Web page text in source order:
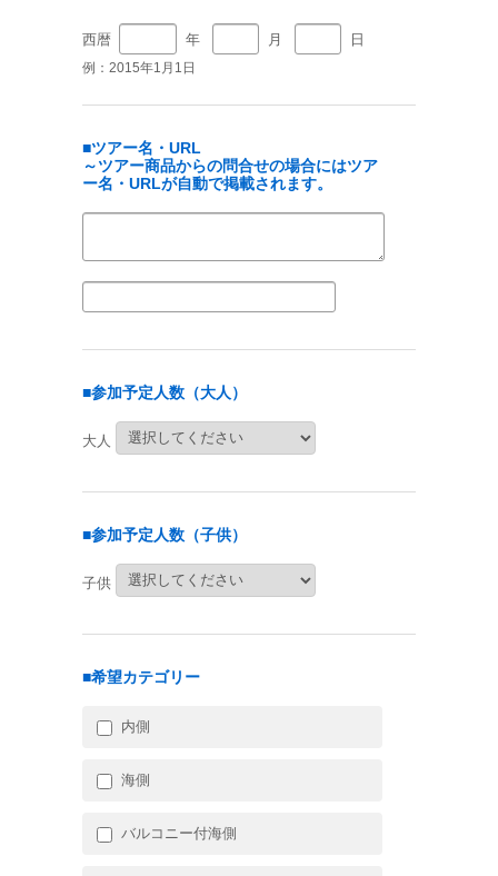
西暦 年 月 日
例：2015年1月1日
■ツアー名・URL
～ツアー商品からの問合せの場合にはツア
ー名・URLが自動で掲載されます。
■参加予定人数（大人）
大人
■参加予定人数（子供）
子供
■希望カテゴリー
内側
海側
バルコニー付海側